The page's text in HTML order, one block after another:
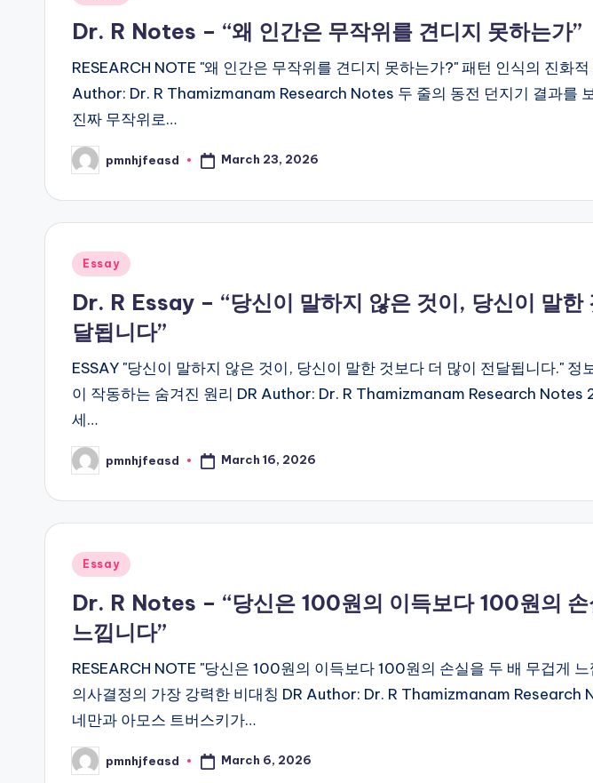
Dr. R Notes – “왜 인간은 무작위를 견디지 못하는가”
RESEARCH NOTE "왜 인간은 무작위를 견디지 못하는가?" 패턴 인식의 진화
Author: Dr. R Thamizmanam Research Notes 두 줄의 동전 던지기 결과를
진짜 무작위로…
Posted
by
pmnhjfeasd March 23, 2026
Posted
Essay
Dr. R Essay – “당신이 말하지 않은 것이, 당신이 말한
달됩니다”
ESSAY "당신이 말하지 않은 것이, 당신이 말한 것보다 더 많이 전달됩니다." 정
이 작동하는 숨겨진 원리 DR Author: Dr. R Thamizmanam Research Notes
세…
Posted
by
pmnhjfeasd March 16, 2026
Posted
Essay
Dr. R Notes – “당신은 100원의 이득보다 100원의 손
느낍니다”
RESEARCH NOTE "당신은 100원의 이득보다 100원의 손실을 두 배 무겁게
의사결정의 가장 강력한 비대칭 DR Author: Dr. R Thamizmanam Research
네만과 아모스 트버스키가…
Posted
by
pmnhjfeasd March 6, 2026